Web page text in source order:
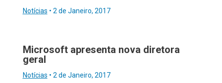
Notícias • 2 de Janeiro, 2017
Microsoft apresenta nova diretora
geral
Notícias • 2 de Janeiro, 2017